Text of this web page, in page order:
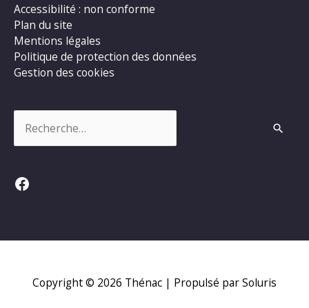
Accessibilité : non conforme
Plan du site
Mentions légales
Politique de protection des données
Gestion des cookies
Facebook
Copyright © 2026 Thénac | Propulsé par Soluris